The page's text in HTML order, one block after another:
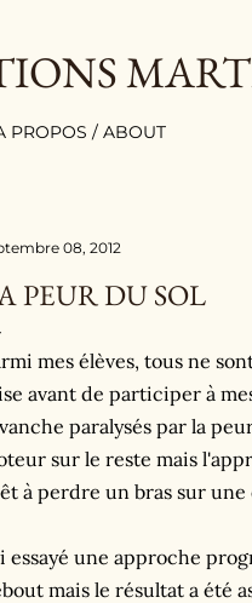
PROPOS / ABOUT
08, 2012
PEUR DU SOL
mes élèves, tous ne
avant de participer à
paralysés par la
sur le reste mais
à perdre un bras sur
essayé une approche
mais le résultat a été